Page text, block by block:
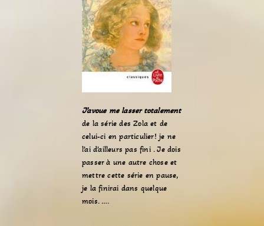
J’avoue me lasser totalement
de la série des Zola et de
celui-ci en particulier! je ne
l’ai d’ailleurs pas fini . Je dois
passer à une autre chose et
mettre cette série en pause,
je la finirai dans quelque
mois. ….